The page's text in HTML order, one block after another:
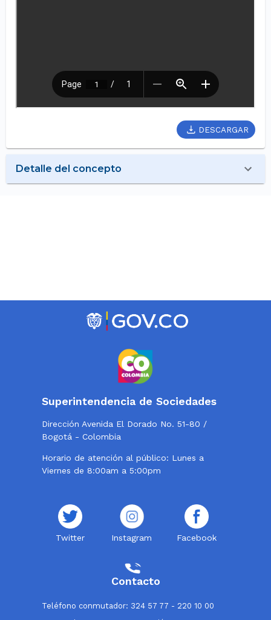
DESCARGAR
Detalle del concepto
Superintendencia de Sociedades
Dirección Avenida El Dorado No. 51-80 /
Bogotá - Colombia
Horario de atención al público: Lunes a
Viernes de 8:00am a 5:00pm
Twitter Instagram Facebook
Contacto
Teléfono conmutador: 324 57 77 - 220 10 00